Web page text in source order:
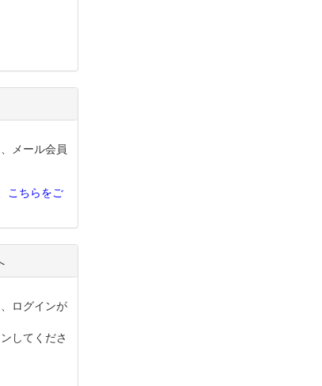
メール会員
こちらをご
ログインが
してくださ